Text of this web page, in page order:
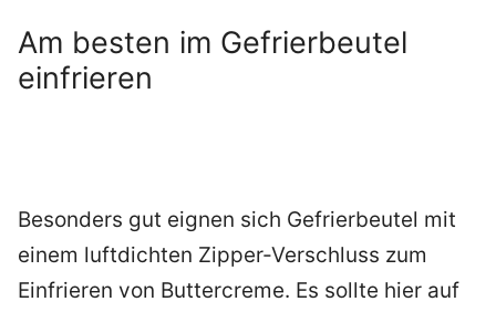
Am besten im Gefrierbeutel
einfrieren
Besonders gut eignen sich Gefrierbeutel mit
einem luftdichten Zipper-Verschluss zum
Einfrieren von Buttercreme. Es sollte hier auf